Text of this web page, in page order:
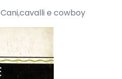
Cani,cavalli e cowboy